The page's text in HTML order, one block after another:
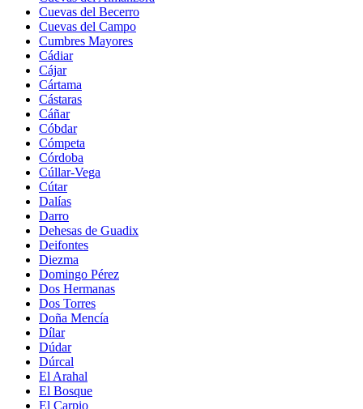
Cuevas del Becerro
Cuevas del Campo
Cumbres Mayores
Cádiar
Cájar
Cártama
Cástaras
Cáñar
Cóbdar
Cómpeta
Córdoba
Cúllar-Vega
Cútar
Dalías
Darro
Dehesas de Guadix
Deifontes
Diezma
Domingo Pérez
Dos Hermanas
Dos Torres
Doña Mencía
Dílar
Dúdar
Dúrcal
El Arahal
El Bosque
El Carpio